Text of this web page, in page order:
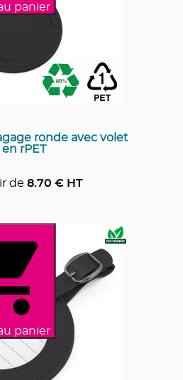
panier
ronde avec volet
en rPET
de 8.70 € HT
panier